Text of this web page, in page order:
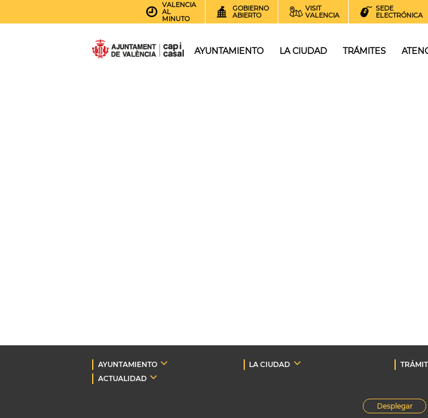
VALENCIA
AL
MINUTO
GOBIERNO
ABIERTO
VISIT
VALENCIA
SEDE
ELECTRÓNICA
AYUNTAMIENTO LA CIUDAD TRÁMITES
AYUNTAMIENTO LA CIUDAD
ACTUALIDAD
Desplegar